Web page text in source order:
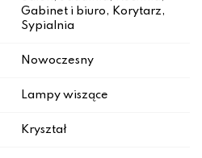
Gabinet i biuro, Korytarz,
Sypialnia
Nowoczesny
Lampy wiszące
Kryształ